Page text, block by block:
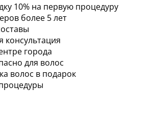
10% на первую процедуру
более 5 лет
консультация
города
для волос
волос в подарок